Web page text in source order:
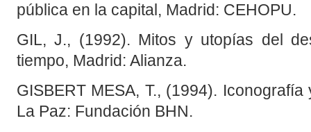
pública en la capital, Madrid: CEHOPU.
GIL, J., (1992). Mitos y utopías del
tiempo, Madrid: Alianza.
GISBERT MESA, T., (1994).
La Paz: Fundación BHN.